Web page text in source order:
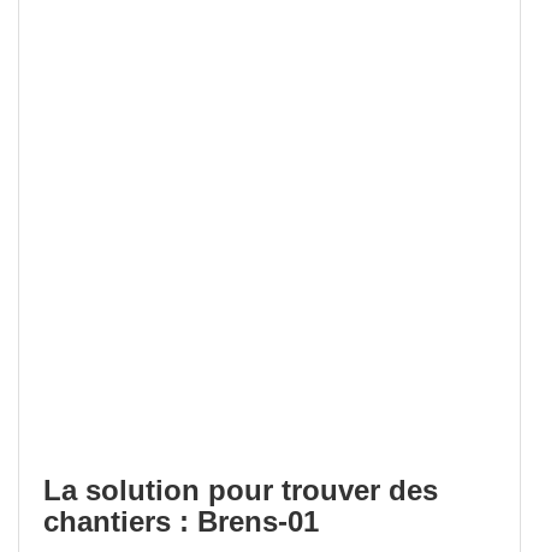
La solution pour trouver des
chantiers : Brens-01